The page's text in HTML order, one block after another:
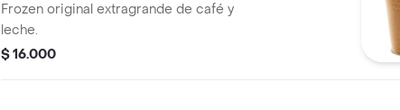
Frozen original extragrande de café y
leche.
$ 16.000